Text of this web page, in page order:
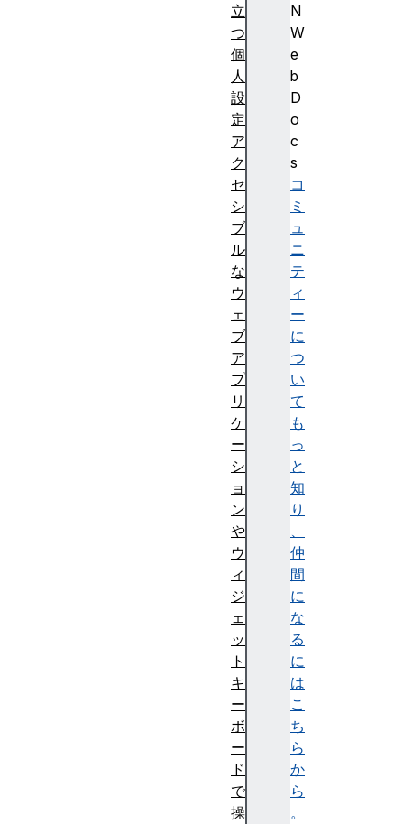
N
W
e
b
D
o
c
s
コ
ミ
ュ
ニ
テ
ィ
ー
に
つ
い
て
も
っ
と
知
り
、
仲
間
に
な
る
に
は
こ
ち
ら
か
ら
。
立
つ
個
人
設
定
ア
ク
セ
シ
ブ
ル
な
ウ
ェ
ブ
ア
プ
リ
ケ
ー
シ
ョ
ン
や
ウ
ィ
ジ
ェ
ッ
ト
キ
ー
ボ
ー
ド
で
操